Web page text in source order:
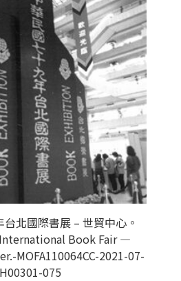
北國際書展 – 世貿中心。
International Book Fair —
MOFA110064CC-2021-07-
075